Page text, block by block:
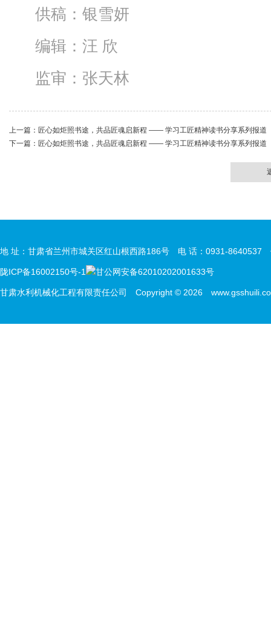
供稿：银雪妍
编辑：汪 欣
监审：张天林
上一篇： 匠心如炬照书途，共品匠魂启新程 —— 学习工匠精神读书分享系列报道​
下一篇： 匠心如炬照书途，共品匠魂启新程 —— 学习工匠精神读书分享系列报道​
地 址：甘肃省兰州市城关区红山根西路186号 电 话：0931-8640537
陇ICP备16002150号-1 甘公网安备62010202001633号
甘肃水利机械化工程有限责任公司 Copyright © 2026